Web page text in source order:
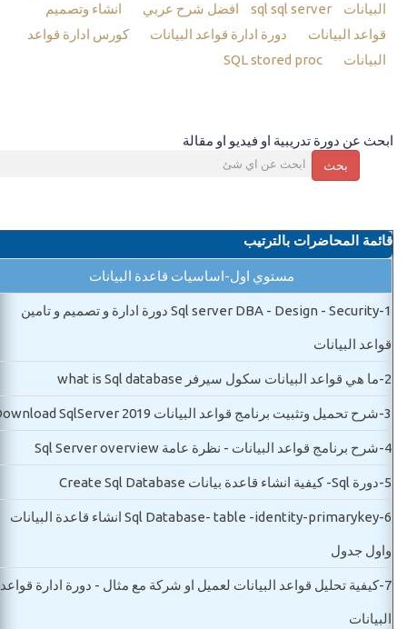
البيانات sql
sql server افضل شرح عربي
انشاء وتصميم
قواعد البيانات
دورة ادارة قواعد البيانات
كورس ادارة قواعد
البيانات
SQL stored proc
ابحث عن دورة تدريبية او فيديو او مقالة
بحث
قائمة المحاضرات بالترتيب
مستوي اول-اساسيات قاعدة البيانات
1- Sql server DBA - Design - Security دورة ادارة و تصميم و تامين
قواعد البيانات
2- ما هي قواعد البيانات سكول سيرفر what is Sql database
3- شرح تحميل وتثبيت برنامج قواعد البيانات Download SqlServer 2019
4- شرح برنامج قواعد البيانات - نظرة عامة Sql Server overview
5- دورة Sql- كيفية انشاء قاعدة بيانات Create Sql Database
6- Sql Database- table -identity-primarykey انشاء قاعدة البيانات
واول جدول
7- كيفية تحليل قواعد البيانات لعميل او شركة مع مثال - دورة ادارة قواعد
البيانات